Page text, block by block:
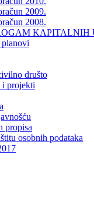
2009.
2008.
KAPITALNIH
društo
i projekti
propisa
osobnih podataka